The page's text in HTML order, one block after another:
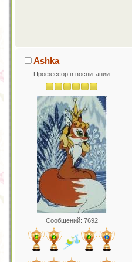
Ashka
Профессор в воспитании
Сообщений: 7692